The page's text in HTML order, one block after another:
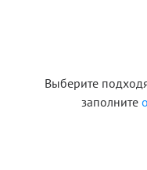
Выберите
заполните